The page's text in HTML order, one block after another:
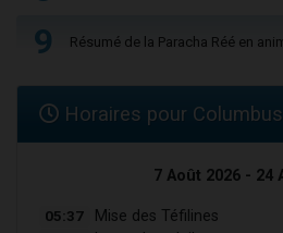
9 Résumé de la Paracha Réé en
Horaires pour Columbus
7 Août 2026 - 24
05:37 Mise des Téfilines